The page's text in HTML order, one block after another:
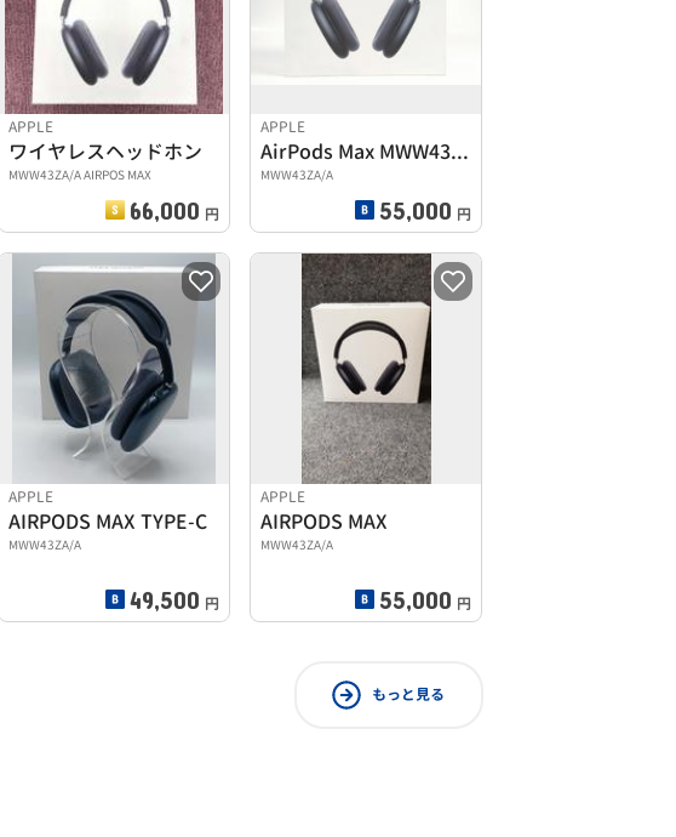
APPLE
ワイヤレスヘッドホン
MWW43ZA/A AIRPOS MAX
66,000 円
APPLE
AirPods Max MWW43ZA/A
MWW43ZA/A
55,000 円
APPLE
AIRPODS MAX TYPE-C
MWW43ZA/A
49,500 円
APPLE
AIRPODS MAX
MWW43ZA/A
55,000 円
もっと見る